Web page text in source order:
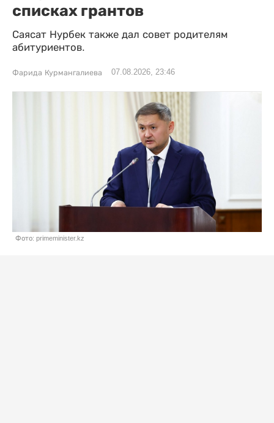
списках грантов
Саясат Нурбек также дал совет родителям
абитуриентов.
Фарида Курмангалиева 07.08.2026, 23:46
Фото: primeminister.kz